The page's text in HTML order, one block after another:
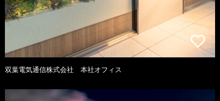
双葉電気通信株式会社 本社オフィス